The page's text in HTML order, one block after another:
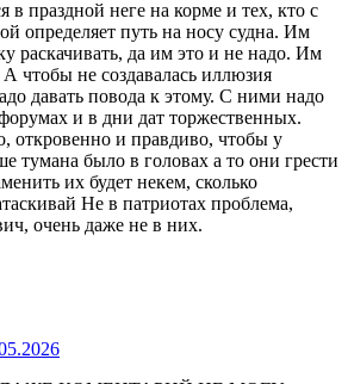
в праздной неге на корме и тех, кто с
определяет путь на носу судна. Им
раскачивать, да им это и не надо. Им
А чтобы не создавалась иллюзия
давать повода к этому. С ними надо
и в дни дат торжественных.
откровенно и правдиво, чтобы у
тумана было в головах а то они грести
их будет некем, сколько
Не в патриотах проблема,
очень даже не в них.